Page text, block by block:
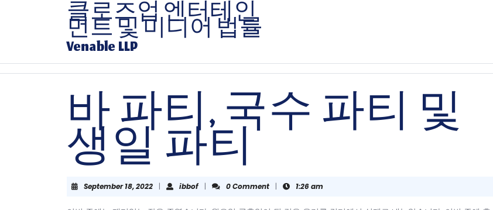
클로즈업 엔터테인
먼트 및 미디어 법률
Venable LLP
바 파티, 국수 파티 및
생일 파티
September 18, 2022September
2022
| ibbofibbof
| 0 Comment | 1:26 am